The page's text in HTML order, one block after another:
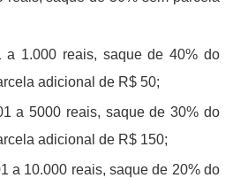
a 1.000 reais, saque de 40% do
adicional de R$ 50;
a 5000 reais, saque de 30% do
adicional de R$ 150;
a 10.000 reais, saque de 20% do